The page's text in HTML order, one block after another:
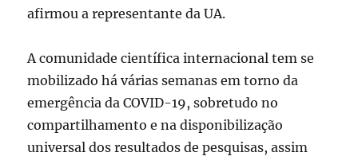
afirmou a representante da UA.
A comunidade científica internacional tem se
mobilizado há várias semanas em torno da
emergência da COVID-19, sobretudo no
compartilhamento e na disponibilização
universal dos resultados de pesquisas, assim